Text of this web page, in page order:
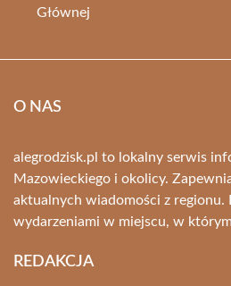
Głównej
O NAS
alegrodzisk.pl to lokalny serwis
Mazowieckiego i okolicy.
aktualnych wiadomości z regionu.
wydarzeniami w miejscu, w
REDAKCJA